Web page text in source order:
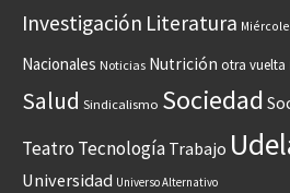
Investigación Literatura
Nacionales Noticias Nutrición otra vuelta
Salud Sindicalismo Sociedad
Teatro Tecnología Trabajo
Universidad Universo Alternativo